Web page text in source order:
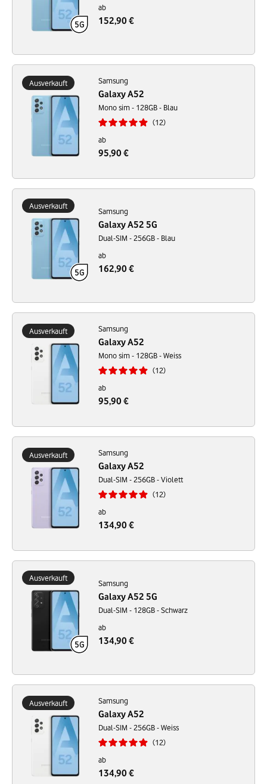
ab
152,90 €
Ausverkauft Samsung
Galaxy A52
Mono sim - 128GB - Blau
12
ab
95,90 €
Ausverkauft
Samsung
Galaxy A52 5G
Dual-SIM - 256GB - Blau
ab
162,90 €
Ausverkauft Samsung
Galaxy A52
Mono sim - 128GB - Weiss
12
ab
95,90 €
Ausverkauft Samsung
Galaxy A52
Dual-SIM - 256GB - Violett
12
ab
134,90 €
Ausverkauft
Samsung
Galaxy A52 5G
Dual-SIM - 128GB - Schwarz
ab
134,90 €
Ausverkauft Samsung
Galaxy A52
Dual-SIM - 256GB - Weiss
12
ab
134,90 €